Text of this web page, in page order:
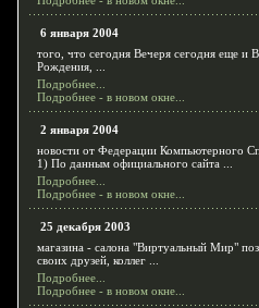
6 января 2004
того, что сегодня Вечеря сегодня еще и
Рождения, ...
Подробнее...
Подробнее - в новом окне...
2 января 2004
новости от Федерации Компьютерного
1) По данным официального сайта ...
Подробнее...
Подробнее - в новом окне...
25 декабря 2003
магазина - салона "Виртуальный Мир"
своих друзей, коллег ...
Подробнее...
Подробнее - в новом окне...